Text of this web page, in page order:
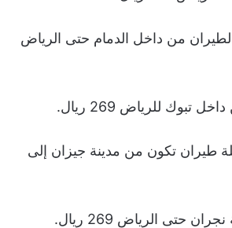
من داخل الدمام حتى الرياض
للرياض 269 ريال.
طيران تكون من مدينة جيزان إلى
حتى الرياض 269 ريال.